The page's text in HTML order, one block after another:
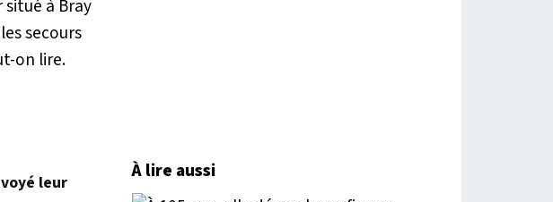
situé à Bray
secours
on lire.
leur
À lire aussi